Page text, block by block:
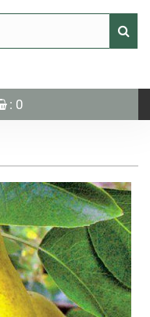
: 0